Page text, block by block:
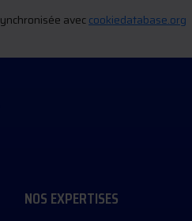
aveccookiedatabase.org
NOS EXPERTISES